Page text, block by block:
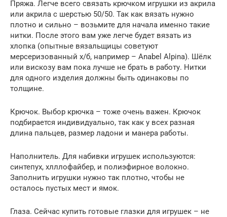
Пряжа. Легче всего связать крючком игрушки из акрила
или акрила с шерстью 50/50. Так как вязать нужно
плотно и сильно – возьмите для начала именно такие
нитки. После этого вам уже легче будет вязать из
хлопка (опытные вязальщицы советуют
мерсеризованный х/б, например – Anabel Alpina). Шёлк
или вискозу вам пока лучше не брать в работу. Нитки
для одного изделия должны быть одинаковы по
толщине.
Крючок. Выбор крючка – тоже очень важен. Крючок
подбирается индивидуально, так как у всех разная
длина пальцев, размер ладони и манера работы.
Наполнитель. Для набивки игрушек используются:
синтепух, хлллофайбер, и полиэфирное волокно.
Заполнить игрушки нужно так плотно, чтобы не
осталось пустых мест и ямок.
Глаза. Сейчас купить готовые глазки для игрушек – не